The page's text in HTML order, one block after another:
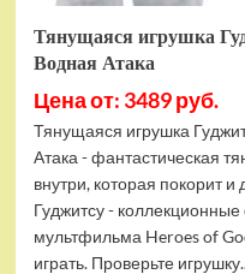
Тянущаяся игрушка
Водная Атака
Цена от: 3489 руб.
Тянущаяся игрушка
Атака - фантастическая
внутри, которая покорит
Гуджитсу -
мультфильма Heroes of
играть. Проверьте